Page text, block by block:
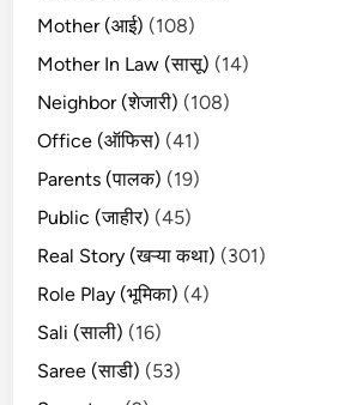
Mother (आई) (108)
Mother In Law (सासू) (14)
Neighbor (शेजारी) (108)
Office (ऑफिस) (41)
Parents (पालक) (19)
Public (जाहीर) (45)
Real Story (खऱ्या कथा) (301)
Role Play (भूमिका) (4)
Sali (साली) (16)
Saree (साडी) (53)